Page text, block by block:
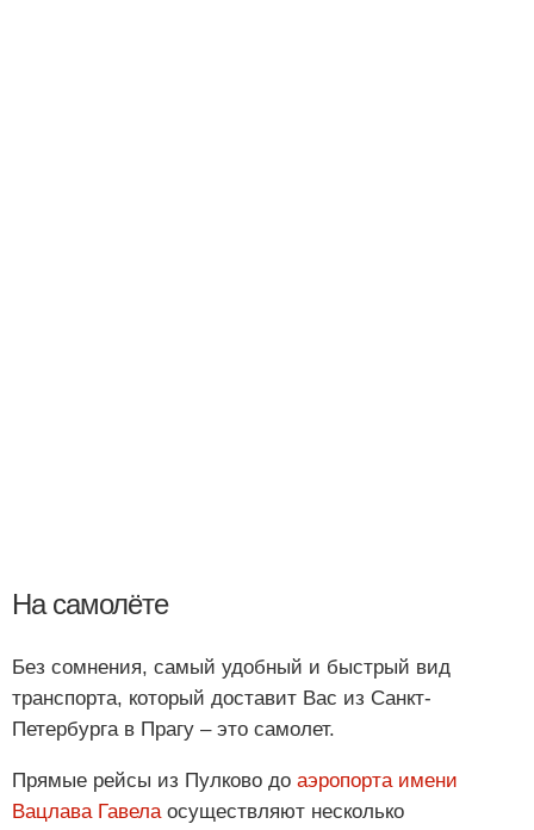
На самолёте
Без сомнения, самый удобный и быстрый вид
транспорта, который доставит Вас из Санкт-
Петербурга в Прагу – это самолет.
Прямые рейсы из Пулково до аэропорта имени
Вацлава Гавелаосуществляют несколько